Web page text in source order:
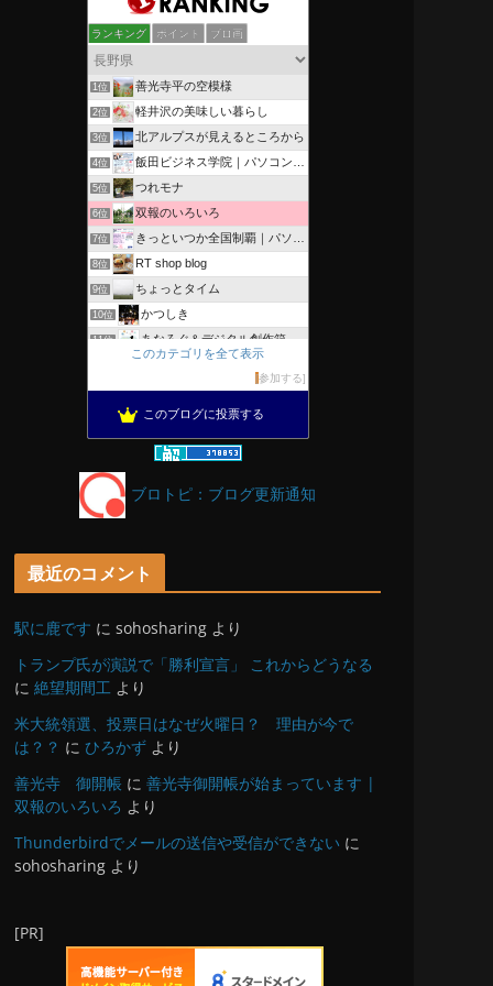
ランキング ポイント ブロ画
1位 善光寺平の空模様
2位 軽井沢の美味しい暮らし
3位 北アルプスが見えるところから
4位 飯田ビジネス学院｜パソコン、簿記、公共職業訓練と求職者支援
5位 つれモナ
6位 双報のいろいろ
7位 きっといつか全国制覇｜パソコン教室、簿記教室のスタッフブログ
8位 RT shop blog
9位 ちょっとタイム
10位 かつしき
11位 あなろぐ＆デジタル創作箱
軽井沢まったり生活 柴犬とともに
13位 がんばれ長野
のんびりいこうよ！
15位 OESセｴラ＆レイラ何気ない風景
このカテゴリを全て表示
参加する
このブログに投票する
ブロトピ：ブログ更新通知
最近のコメント
駅に鹿です に sohosharing より
トランプ氏が演説で「勝利宣言」 これからどうなる
に 絶望期間工 より
米大統領選、投票日はなぜ火曜日？ 理由が今で
は？？ に ひろかず より
善光寺 御開帳 に 善光寺御開帳が始まっています |
双報のいろいろ より
Thunderbirdでメールの送信や受信ができない に
sohosharing より
[PR]